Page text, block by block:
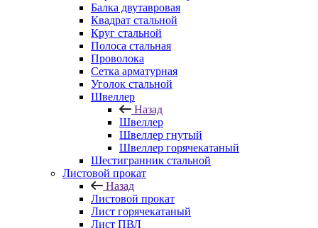
Балка двутавровая
Квадрат стальной
Круг стальной
Полоса стальная
Проволока
Сетка арматурная
Уголок стальной
Швеллер
Назад
Швеллер
Швеллер гнутый
Швеллер горячекатаный
Шестигранник стальной
Листовой прокат
Назад
Листовой прокат
Лист горячекатаный
Лист ПВЛ